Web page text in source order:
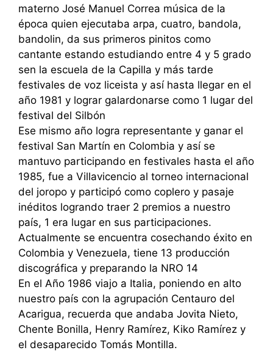
materno José Manuel Correa música de la
época quien ejecutaba arpa, cuatro, bandola,
bandolin, da sus primeros pinitos como
cantante estando estudiando entre 4 y 5 grado
sen la escuela de la Capilla y más tarde
festivales de voz liceista y así hasta llegar en el
año 1981 y lograr galardonarse como 1 lugar del
festival del Silbón
Ese mismo año logra representante y ganar el
festival San Martín en Colombia y así se
mantuvo participando en festivales hasta el año
1985, fue a Villavicencio al torneo internacional
del joropo y participó como coplero y pasaje
inéditos logrando traer 2 premios a nuestro
país, 1 era lugar en sus participaciones.
Actualmente se encuentra cosechando éxito en
Colombia y Venezuela, tiene 13 producción
discográfica y preparando la NRO 14
En el Año 1986 viajo a Italia, poniendo en alto
nuestro país con la agrupación Centauro del
Acarigua, recuerda que andaba Jovita Nieto,
Chente Bonilla, Henry Ramírez, Kiko Ramírez y
el desaparecido Tomás Montilla.